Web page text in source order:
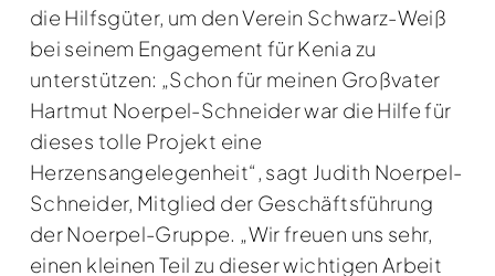
die Hilfsgüter, um den Verein Schwarz-Weiß
bei seinem Engagement für Kenia zu
unterstützen: „Schon für meinen Großvater
Hartmut Noerpel-Schneider war die Hilfe für
dieses tolle Projekt eine
Herzensangelegenheit“, sagt Judith Noerpel-
Schneider, Mitglied der Geschäftsführung
der Noerpel-Gruppe. „Wir freuen uns sehr,
einen kleinen Teil zu dieser wichtigen Arbeit